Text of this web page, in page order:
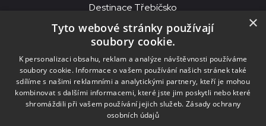
Destinace Třebíčsko
© 2026MKS Beseda Mor. Budějovice
MKS Beseda, příspěvková organizace, Purcnerova 62, 676 02
Moravské Budějovice
IČO: 00091758, DIČ: CZ00091758, ID datové schránky: chjn2kd
×
Tyto webové stránky používají
soubory cookie.
K personalizaci obsahu, reklam a analýze návštěvnosti používáme
soubory cookie. Informace o vašem používání našich stránek také
sdílíme s našimi reklamními a analytickými partnery, kteří je mohou
kombinovat s dalšími informacemi, které jste jim poskytli nebo které
shromáždili při vašem používání jejich služeb. Zásady ochrany
osobních údajů